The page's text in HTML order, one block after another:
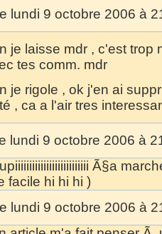
lundi 9 octobre 2006 à
je laisse mdr , c'est trop
tes comm. mdr
je rigole , ok j'en ai
, ca a l'air tres
lundi 9 octobre 2006 à
Ã§a
facile hi hi hi )
lundi 9 octobre 2006 à